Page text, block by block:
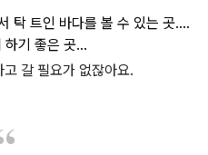
탁 트인 바다를 볼 수 있는 곳....
하기 좋은 곳...
고 갈 필요가 없잖아요.